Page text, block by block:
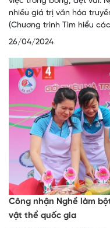
nhiều giá trị văn hóa
(Chương trình Tìm hiểu
26/04/2024
Công nhận Nghề làm
vật thể quốc gia